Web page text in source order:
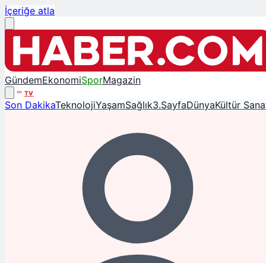
İçeriğe atla
GündemEkonomiSporMagazin
TV
Son DakikaTeknolojiYaşamSağlık3.SayfaDünyaKültür